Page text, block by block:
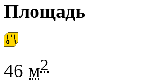
Площадь
46 м2